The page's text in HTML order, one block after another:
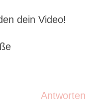
dein Video!
Antworten